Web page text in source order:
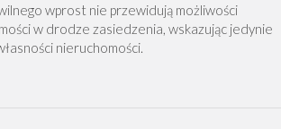
wprost nie przewidują możliwości
w drodze zasiedzenia, wskazując jedynie
nieruchomości.